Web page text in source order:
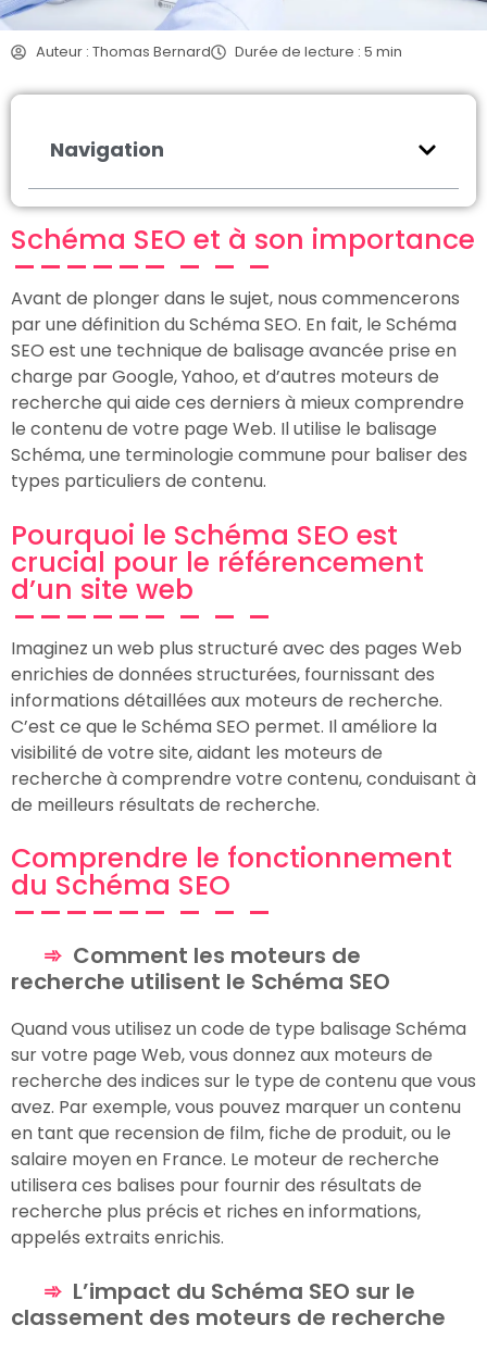
Auteur : Thomas Bernard Durée de lecture : 5 min
Navigation
Schéma SEO et à son importance
Avant de plonger dans le sujet, nous commencerons
par une définition du Schéma SEO. En fait, le Schéma
SEO est une technique de balisage avancée prise en
charge par Google, Yahoo, et d’autres moteurs de
recherche qui aide ces derniers à mieux comprendre
le contenu de votre page Web. Il utilise le balisage
Schéma, une terminologie commune pour baliser des
types particuliers de contenu.
Pourquoi le Schéma SEO est
crucial pour le référencement
d’un site web
Imaginez un web plus structuré avec des pages Web
enrichies de données structurées, fournissant des
informations détaillées aux moteurs de recherche.
C’est ce que le Schéma SEO permet. Il améliore la
visibilité de votre site, aidant les moteurs de
recherche à comprendre votre contenu, conduisant à
de meilleurs résultats de recherche.
Comprendre le fonctionnement
du Schéma SEO
Comment les moteurs de
recherche utilisent le Schéma SEO
Quand vous utilisez un code de type balisage Schéma
sur votre page Web, vous donnez aux moteurs de
recherche des indices sur le type de contenu que vous
avez. Par exemple, vous pouvez marquer un contenu
en tant que recension de film, fiche de produit, ou le
salaire moyen en France. Le moteur de recherche
utilisera ces balises pour fournir des résultats de
recherche plus précis et riches en informations,
appelés extraits enrichis.
L’impact du Schéma SEO sur le
classement des moteurs de recherche